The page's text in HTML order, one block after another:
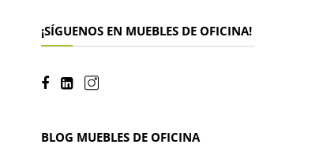
¡SÍGUENOS EN MUEBLES DE OFICINA!
BLOG MUEBLES DE OFICINA